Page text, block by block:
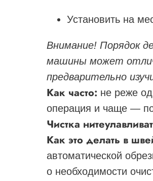
Установить на
Внимание! Порядок
машины может
предварительно
Как часто: не реже
операция и чаще —
Чистка
Как это делать в
автоматической
о необходимости